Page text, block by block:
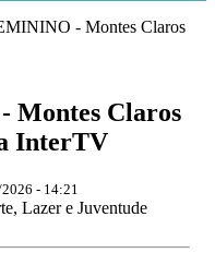
Montes Claros
InterTV
- 14:21
Lazer e Juventude